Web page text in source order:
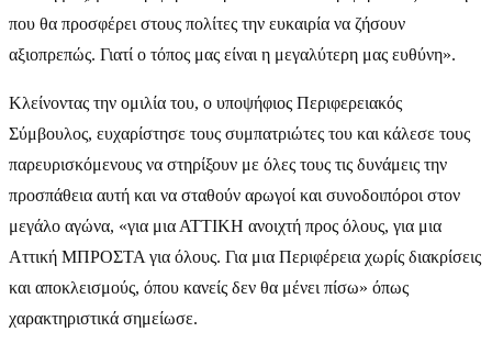
που θα προσφέρει στους πολίτες την ευκαιρία να ζήσουν
αξιοπρεπώς. Γιατί ο τόπος μας είναι η μεγαλύτερη μας ευθύνη».
Κλείνοντας την ομιλία του, ο υποψήφιος Περιφερειακός
Σύμβουλος, ευχαρίστησε τους συμπατριώτες του και κάλεσε τους
παρευρισκόμενους να στηρίξουν με όλες τους τις δυνάμεις την
προσπάθεια αυτή και να σταθούν αρωγοί και συνοδοιπόροι στον
μεγάλο αγώνα, «για μια ΑΤΤΙΚΗ ανοιχτή προς όλους, για μια
Αττική ΜΠΡΟΣΤΑ για όλους. Για μια Περιφέρεια χωρίς διακρίσεις
και αποκλεισμούς, όπου κανείς δεν θα μένει πίσω» όπως
χαρακτηριστικά σημείωσε.